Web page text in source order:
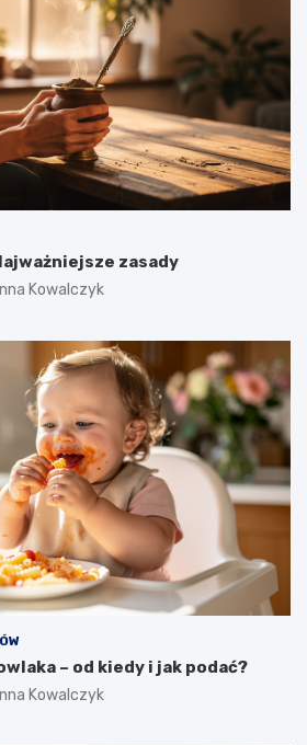
zasady
Kowalczyk
– od kiedy i jak podać?
Kowalczyk